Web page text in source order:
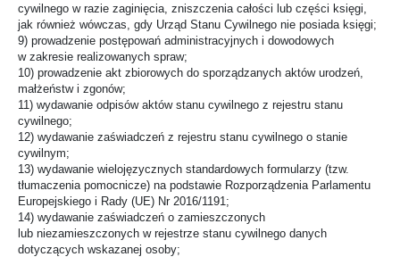
cywilnego w razie zaginięcia, zniszczenia całości lub części księgi,
jak również wówczas, gdy Urząd Stanu Cywilnego nie posiada księgi;
9) prowadzenie postępowań administracyjnych i dowodowych
w zakresie realizowanych spraw;
10) prowadzenie akt zbiorowych do sporządzanych aktów urodzeń,
małżeństw i zgonów;
11) wydawanie odpisów aktów stanu cywilnego z rejestru stanu
cywilnego;
12) wydawanie zaświadczeń z rejestru stanu cywilnego o stanie
cywilnym;
13) wydawanie wielojęzycznych standardowych formularzy (tzw.
tłumaczenia pomocnicze) na podstawie Rozporządzenia Parlamentu
Europejskiego i Rady (UE) Nr 2016/1191;
14) wydawanie zaświadczeń o zamieszczonych
lub niezamieszczonych w rejestrze stanu cywilnego danych
dotyczących wskazanej osoby;